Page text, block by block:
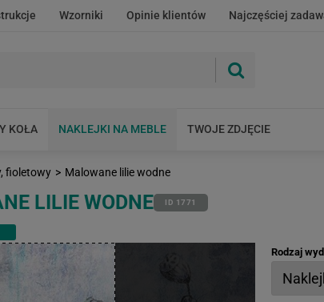
Wzorniki Opinie klientów Najczęściej
KOŁA NAKLEJKI NA MEBLE TWOJE ZDJĘCIE
fioletowy > Malowane lilie wodne
LILIE WODNE ID 1771
Rodzaj